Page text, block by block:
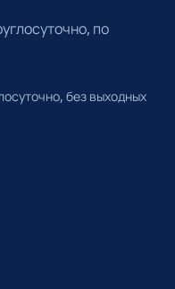
по
без выходных